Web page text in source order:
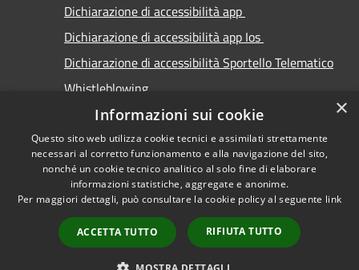
Dichiarazione di accessibilità app
Dichiarazione di accessibilità app Ios
Dichiarazione di accessibilità Sportello Telematico
Whistleblowing
Accessibilità
Copyright © 2026 • Comune di
Carimate • Powered by
Municipium•
Accesso
redazione
×
Informazioni sui cookie
Questo sito web utilizza cookie tecnici e assimilati strettamente
necessari al corretto funzionamento e alla navigazione del sito,
nonché un cookie tecnico analitico al solo fine di elaborare
informazioni statistiche, aggregate e anonime.
Per maggiori dettagli, può consultare la cookie policy al seguente link
ACCETTA TUTTO RIFIUTA TUTTO